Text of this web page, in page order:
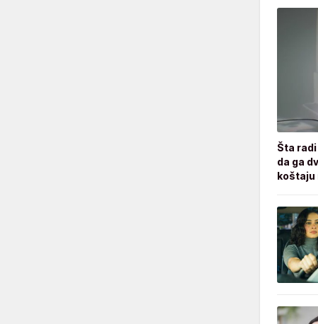
Šta
da ga
koštaju